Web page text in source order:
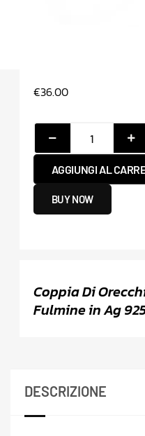
€36.00
BUY NOW
AGGIUNGI AL
Coppia Di
Fulmine in Ag
DESCRIZIONE